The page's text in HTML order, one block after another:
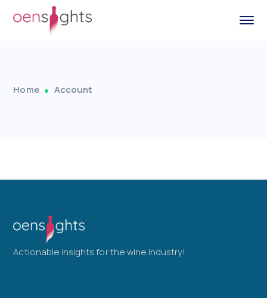
Home Account
Actionable insights for the wine industry!